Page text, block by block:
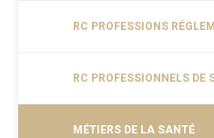
RC PROFESSIONS
RC PROFESSIONNELS DE
MÉTIERS DE LA SANTÉ